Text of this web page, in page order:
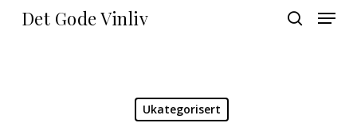
SkipDet Gode Vinliv Menu
Ukategorisert